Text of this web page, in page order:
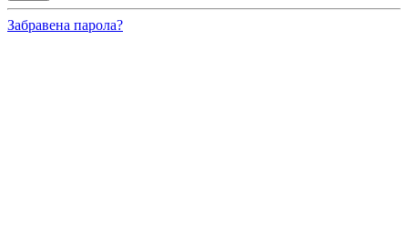
Забравена парола?